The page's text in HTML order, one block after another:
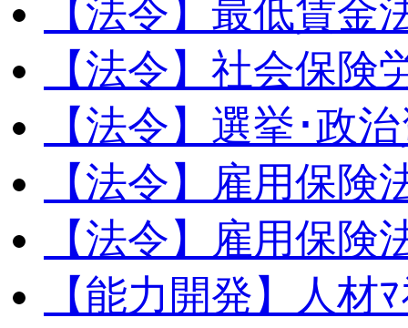
【法令】最低賃金
【法令】社会保険
【法令】選挙･政
【法令】雇用保険
【法令】雇用保険
【能力開発】人材